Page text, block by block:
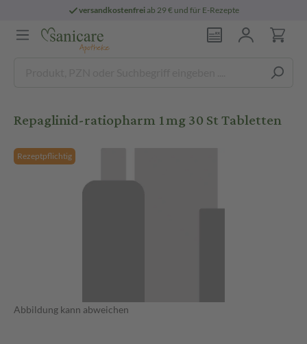
versandkostenfreiab 29 € und für E-Rezepte
Repaglinid-ratiopharm 1mg 30 St Tabletten
Rezeptpflichtig
Abbildung kann abweichen